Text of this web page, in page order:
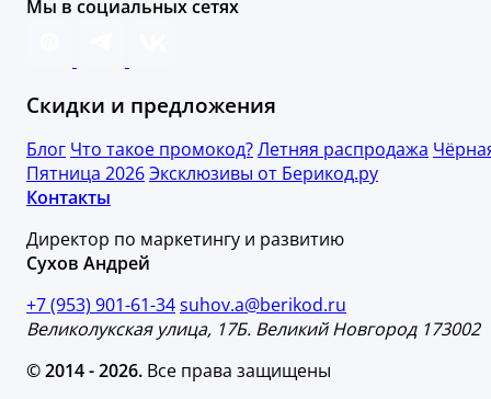
Мы в социальных сетях
Скидки и предложения
Блог Что такое промокод?Летняя распродажа
Пятница 2026Эксклюзивы от Берикод.ру
Контакты
Директор по маркетингу и развитию
Сухов Андрей
+7 (953) 901-61-34suhov.a@berikod.ru
Великолукская улица, 17Б. Великий Новгород 173002
© 2014 - 2026. Все права защищены